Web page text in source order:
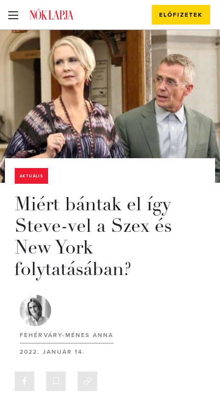
ELŐFIZETEK
AKTUÁLIS
Miért bántak el így
Steve-vel a Szex és
New York
folytatásában?
FEHÉRVÁRY-MÉNES ANNA
2022. JANUÁR 14.